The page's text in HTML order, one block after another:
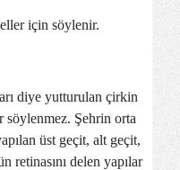
için söylenir.
diye yutturulan çirkin
Şehrin orta
üst geçit, alt geçit,
retinasını delen yapılar